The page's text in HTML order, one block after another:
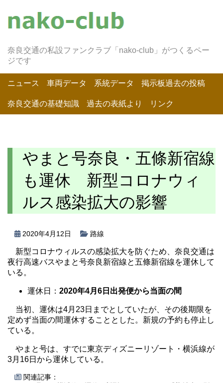
奈良交通の私設ファンクラブ「nako-club」がつくるペー
ジです
ニュース 車両データ 系統データ 掲示板過去の投稿
奈良交通の基礎知識 過去の表紙より リンク
やまと号奈良・五條新宿線
も運休 新型コロナウィ
ルス感染拡大の影響
2020年4月12日 路線
新型コロナウィルスの感染拡大を防ぐため、奈良交通は
夜行高速バスやまと号奈良新宿線と五條新宿線を運休して
いる。
運休日： 2020年4月6日出発便から当面の間
当初、運休は4月23日までとしていたが、その後期限を
定めず当面の間運休することとした。新規の予約も停止し
ている。
やまと号は、すでに東京ディズニーリゾート・横浜線が
3月16日から運休している。
関連記事：